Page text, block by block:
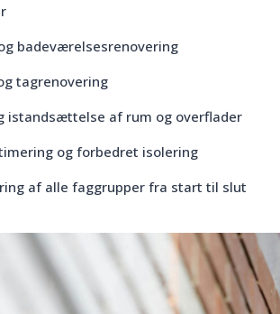
badeværelsesrenovering
tagrenovering
istandsættelse af rum og overflader
og forbedret isolering
af alle faggrupper fra start til slut